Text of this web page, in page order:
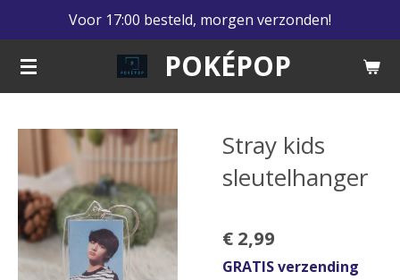
naar
de
POKÉPOP
Voor 17:00 besteld, morgen verzonden!
Stray kids
sleutelhanger
€ 2,99
GRATIS verzending